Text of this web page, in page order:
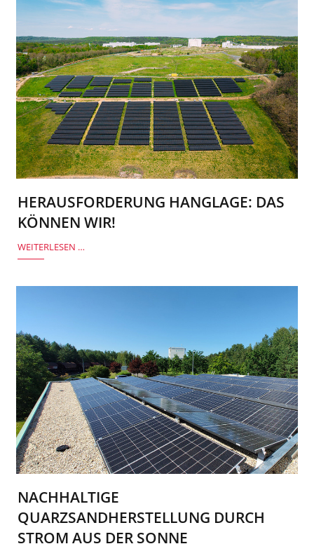
HERAUSFORDERUNG HANGLAGE: DAS
KÖNNEN WIR!
WEITERLESEN …
NACHHALTIGE
QUARZSANDHERSTELLUNG DURCH
STROM AUS DER SONNE